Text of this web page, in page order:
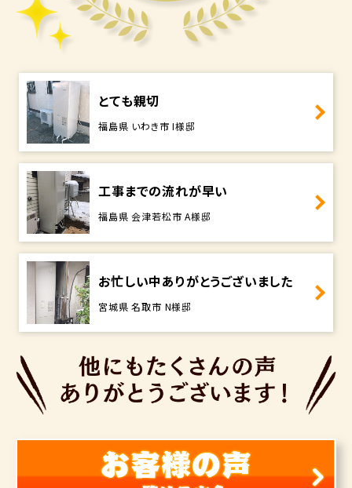
とても親切
福島県 いわき市 I様邸
工事までの流れが早い
福島県 会津若松市 A様邸
お忙しい中ありがとうございました
宮城県 名取市 N様邸